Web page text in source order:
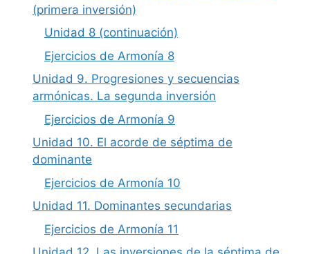
(primera inversión)
Unidad 8 (continuación)
Ejercicios de Armonía 8
Unidad 9. Progresiones y secuencias
armónicas. La segunda inversión
Ejercicios de Armonía 9
Unidad 10. El acorde de séptima de
dominante
Ejercicios de Armonía 10
Unidad 11. Dominantes secundarias
Ejercicios de Armonía 11